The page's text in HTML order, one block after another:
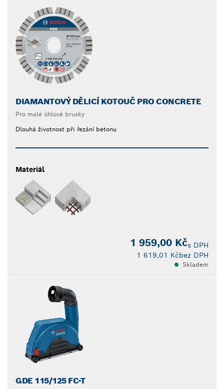
DIAMANTOVÝ DĚLICÍ KOTOUČ PRO CONCRETE
Pro malé úhlové brusky
Dlouhá životnost při řezání betonu
Materiál
1 959,00 Kčs DPH
1 619,01 Kčbez DPH
Skladem
GDE 115/125 FC-T